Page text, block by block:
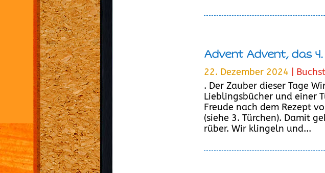
Advent Advent, das
22. Dezember 2024 |
. Der Zauber dieser Tage
Lieblingsbücher und einer
Freude nach dem Rezept
(siehe 3. Türchen). Damit
rüber. Wir klingeln und...